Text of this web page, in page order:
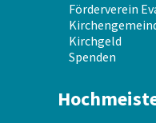
Förderverein
Kirchgeld
Spenden